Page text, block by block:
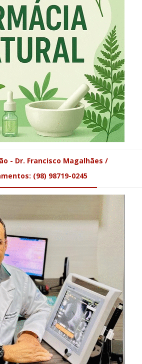
- Dr. Francisco Magalhães /
(98) 98719-0245